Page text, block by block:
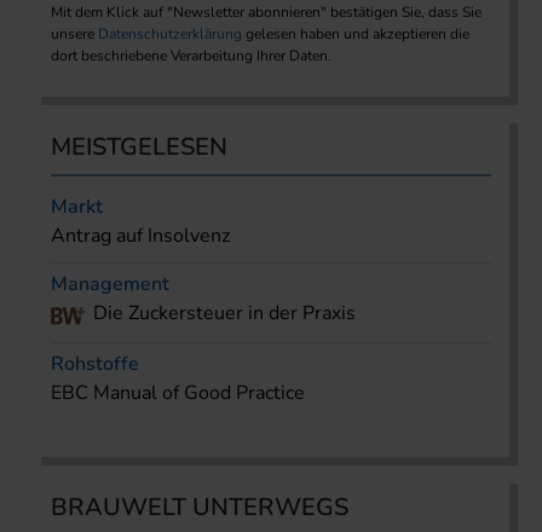
Mit dem Klick auf "Newsletter abonnieren" bestätigen Sie, dass Sie
unsere Datenschutzerklärung gelesen haben und akzeptieren die
dort beschriebene Verarbeitung Ihrer Daten.
MEISTGELESEN
Markt
Antrag auf Insolvenz
Management
Die Zuckersteuer in der Praxis
Rohstoffe
EBC Manual of Good Practice
BRAUWELT UNTERWEGS